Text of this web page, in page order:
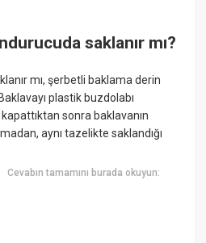
saklanır mı?
mı, şerbetli baklama derin
plastik buzdolabı
kapattıktan sonra baklavanın
aynı tazelikte saklandığı
Cevabın tamamını burada okuyun: